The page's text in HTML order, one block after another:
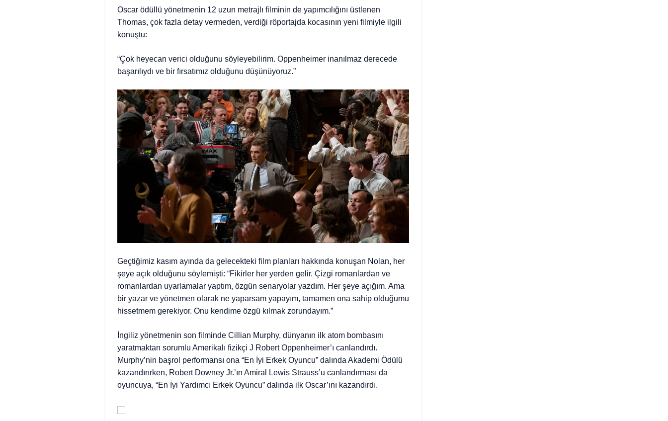
Oscar ödüllü yönetmenin 12 uzun metrajlı filminin de yapımcılığını üstlenen
Thomas, çok fazla detay vermeden, verdiği röportajda kocasının yeni filmiyle ilgili
konuştu:
“Çok heyecan verici olduğunu söyleyebilirim. Oppenheimer inanılmaz derecede
başarılıydı ve bir fırsatımız olduğunu düşünüyoruz.”
Geçtiğimiz kasım ayında da gelecekteki film planları hakkında konuşan Nolan, her
şeye açık olduğunu söylemişti: “Fikirler her yerden gelir. Çizgi romanlardan ve
romanlardan uyarlamalar yaptım, özgün senaryolar yazdım. Her şeye açığım. Ama
bir yazar ve yönetmen olarak ne yaparsam yapayım, tamamen ona sahip olduğumu
hissetmem gerekiyor. Onu kendime özgü kılmak zorundayım.”
İngiliz yönetmenin son filminde Cillian Murphy, dünyanın ilk atom bombasını
yaratmaktan sorumlu Amerikalı fizikçi J Robert Oppenheimer’ı canlandırdı.
Murphy’nin başrol performansı ona “En İyi Erkek Oyuncu” dalında Akademi Ödülü
kazandırırken, Robert Downey Jr.’ın Amiral Lewis Strauss’u canlandırması da
oyuncuya, “En İyi Yardımcı Erkek Oyuncu” dalında ilk Oscar’ını kazandırdı.